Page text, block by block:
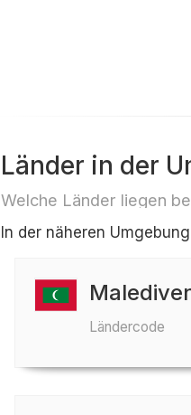
Länder in der
Welche Länder liegen
In der näheren
Ländercode